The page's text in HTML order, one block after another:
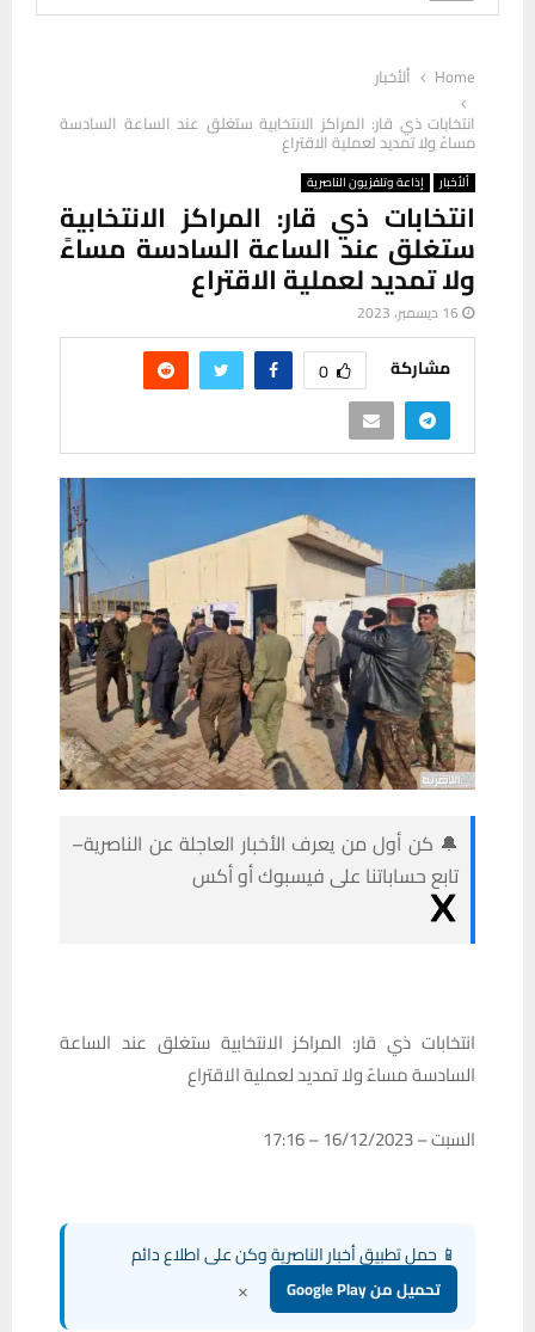
Home
ألأخبار
انتخابات ذي قار: المراكز الانتخابية ستغلق عند الساعة السادسة
مساءً ولا تمديد لعملية الاقتراع
ألأخبار إذاعة وتلفزيون الناصرية
انتخابات ذي قار: المراكز الانتخابية
ستغلق عند الساعة السادسة مساءً
ولا تمديد لعملية الاقتراع
16 ديسمبر، 2023
مشاركة 0
🔔 كن أول من يعرف الأخبار العاجلة عن الناصرية–
تابع حساباتنا على فيسبوك أو أكس
انتخابات ذي قار: المراكز الانتخابية ستغلق عند الساعة
السادسة مساءً ولا تمديد لعملية الاقتراع
السبت – 16/12/2023 – 17:16
📱 حمل تطبيق أخبار الناصرية وكن على اطلاع دائم
تحميل من Google Play ×